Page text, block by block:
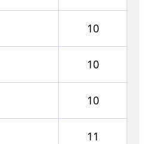
10
10
10
11